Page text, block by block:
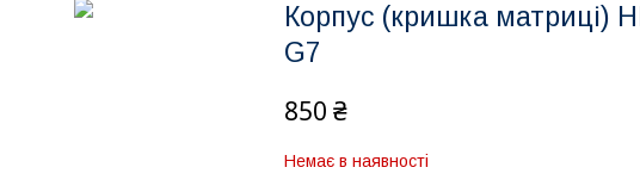
Корпус (кришка матриці)
G7
850 ₴
Немає в наявності